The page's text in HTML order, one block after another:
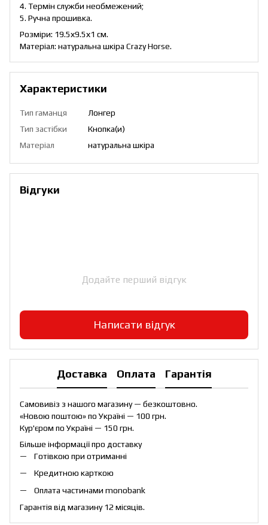
4. Термін служби необмежений;
5. Ручна прошивка.
Розміри: 19.5х9.5х1 см.
Матеріал: натуральна шкіра Crazy Horse.
Характеристики
Тип гаманця
Лонгер
Тип застібки
Кнопка(и)
Матеріал
натуральна шкіра
Відгуки
Додайте перший відгук
Написати відгук
Доставка Оплата Гарантія
Самовивіз з нашого магазину — безкоштовно.
«Новою поштою» по Україні — 100 грн.
Кур'єром по Україні — 150 грн.
Більше інформації про доставку
Готівкою при отриманні
Кредитною карткою
Оплата частинами monobank
Гарантія від магазину 12 місяців.